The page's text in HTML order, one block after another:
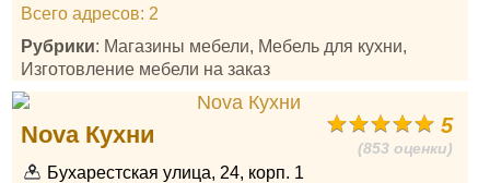
Всего адресов: 2
Рубрики: Магазины мебели, Мебель для кухни,
Изготовление мебели на заказ
5
(853 оценки)
Nova Кухни
Бухарестская улица, 24, корп. 1